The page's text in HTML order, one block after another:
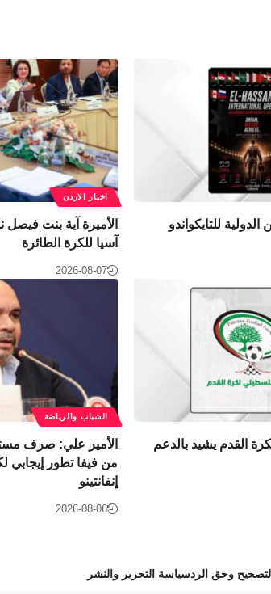
للتايكواندو
اخبار الاردن
الأميرة آية بنت فيصل
آسيا للكرة الطائرة
2026-08-07
القدم يشيد بالدعم
الشباب والرياضة
الأمير علي: صرف
من فيفا تطور إيجابي
إنفانتينو
2026-08-06
وحق الردسياسة التحرير والنشر